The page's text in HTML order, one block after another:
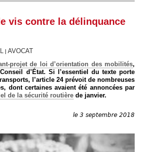
vis contre la délinquance
AVOCAT
projet de loi d’orientation des mobilités,
d’État. Si l’essentiel du texte porte
l’article 24 prévoit de nombreuses
dont certaines avaient été annoncées par
de la sécurité routière de janvier.
le 3 septembre 2018